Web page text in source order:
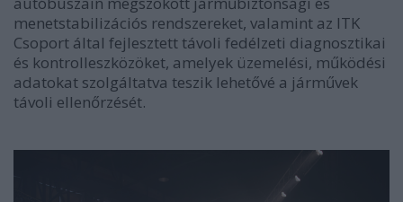
menetstabilizációs rendszereket, valamint az ITK
Csoport által fejlesztett távoli fedélzeti diagnosztikai
és kontrolleszközöket, amelyek üzemelési, működési
adatokat szolgáltatva teszik lehetővé a járművek
távoli ellenőrzését.